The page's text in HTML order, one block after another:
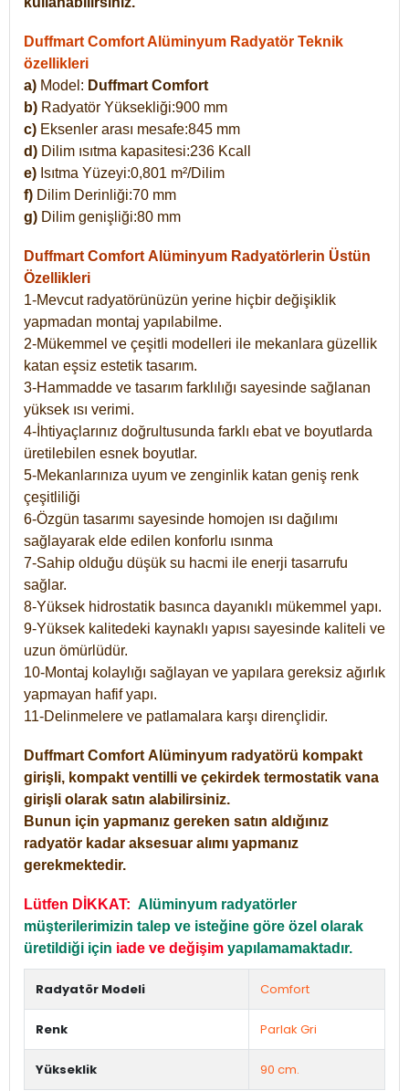
Duffmart Comfort Alüminyum Radyatör Teknik
özellikleri
a) Model: Duffmart Comfort
b) Radyatör Yüksekliği:900 mm
c) Eksenler arası mesafe:845 mm
d) Dilim ısıtma kapasitesi:236 Kcall
e) Isıtma Yüzeyi:0,801 m²/Dilim
f) Dilim Derinliği:70 mm
g) Dilim genişliği:80 mm
Duffmart Comfort Alüminyum Radyatörlerin Üstün
Özellikleri
1-Mevcut radyatörünüzün yerine hiçbir değişiklik
yapmadan montaj yapılabilme.
2-Mükemmel ve çeşitli modelleri ile mekanlara güzellik
katan eşsiz estetik tasarım.
3-Hammadde ve tasarım farklılığı sayesinde sağlanan
yüksek ısı verimi.
4-İhtiyaçlarınız doğrultusunda farklı ebat ve boyutlarda
üretilebilen esnek boyutlar.
5-Mekanlarınıza uyum ve zenginlik katan geniş renk
çeşitliliği
6-Özgün tasarımı sayesinde homojen ısı dağılımı
sağlayarak elde edilen konforlu ısınma
7-Sahip olduğu düşük su hacmi ile enerji tasarrufu
sağlar.
8-Yüksek hidrostatik basınca dayanıklı mükemmel yapı.
9-Yüksek kalitedeki kaynaklı yapısı sayesinde kaliteli ve
uzun ömürlüdür.
10-Montaj kolaylığı sağlayan ve yapılara gereksiz ağırlık
yapmayan hafif yapı.
11-Delinmelere ve patlamalara karşı dirençlidir.
Duffmart Comfort Alüminyum radyatörü kompakt
girişli, kompakt ventilli ve çekirdek termostatik vana
girişli olarak satın alabilirsiniz.
Bunun için yapmanız gereken satın aldığınız
radyatör kadar aksesuar alımı yapmanız
gerekmektedir.
Lütfen DİKKAT: Alüminyum radyatörler
müşterilerimizin talep ve isteğine göre özel olarak
üretildiği için iade ve değişim yapılamamaktadır.
Radyatör Modeli Comfort
Renk Parlak Gri
Yükseklik 90 cm.